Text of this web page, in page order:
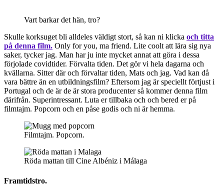
Vart barkar det hän, tro?
Skulle korksuget bli alldeles väldigt stort, så kan ni klicka och titta
på denna film. Only for you, ma friend. Lite coolt att lära sig nya
saker, tycker jag. Man har ju inte mycket annat att göra i dessa
förjolade covidtider. Förvalta tiden. Det gör vi hela dagarna och
kvällarna. Sitter där och förvaltar tiden, Mats och jag. Vad kan då
vara bättre än en utbildningsfilm? Eftersom jag är speciellt förtjust i
Portugal och de är de är stora producenter så kommer denna film
därifrån. Superintressant. Luta er tillbaka och och bered er på
filmtajm. Popcorn och en påse godis och ni är hemma.
Filmtajm. Popcorn.
Röda mattan till Cine Albéniz i Málaga
Framtidstro.